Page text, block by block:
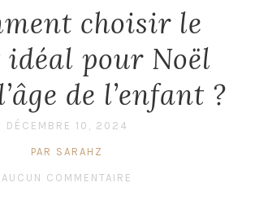
choisir le
idéal pour Noël
de l’enfant ?
DÉCEMBRE 10, 2024
PAR SARAHZ
AUCUN COMMENTAIRE